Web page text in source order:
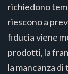
richiedono
riescono a
fiducia viene
prodotti, la
la mancanza